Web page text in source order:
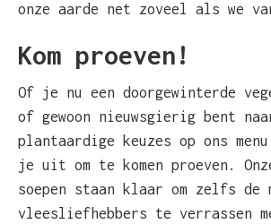
onze aarde net zoveel als we
Kom proeven!
Of je nu een doorgewinterde
of gewoon nieuwsgierig bent
plantaardige keuzes op ons
je uit om te komen proeven.
soepen staan klaar om zelfs de
vleesliefhebbers te verrassen